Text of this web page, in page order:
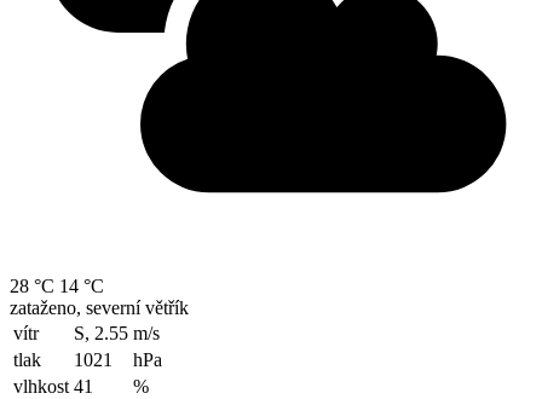
28 °C 14 °C
zataženo, severní větřík
vítr
S, 2.55 m/s
tlak
1021
hPa
vlhkost 41
%